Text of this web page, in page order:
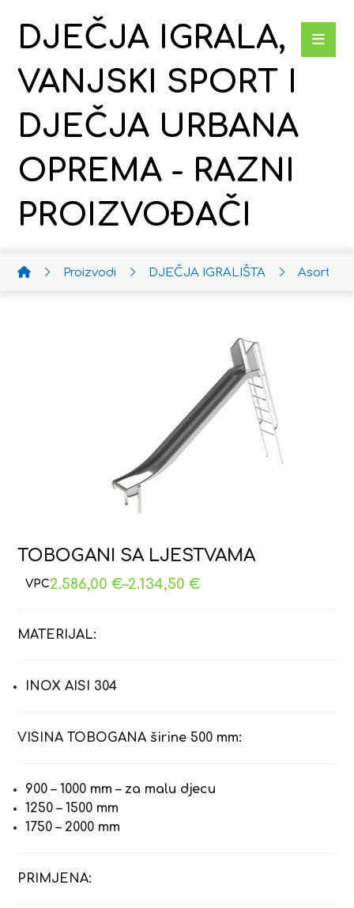
DJEČJA IGRALA,
VANJSKI SPORT I
DJEČJA URBANA
OPREMA - RAZNI
PROIZVOĐAČI
Proizvodi DJEČJA IGRALIŠTA
TOBOGANI SA LJESTVAMA
2.134,50€
–
2.586,00€
MATERIJAL:
INOX AISI 304
VISINA TOBOGANA širine 500 mm:
900 – 1000 mm – za malu djecu
1250 – 1500 mm
1750 – 2000 mm
PRIMJENA: